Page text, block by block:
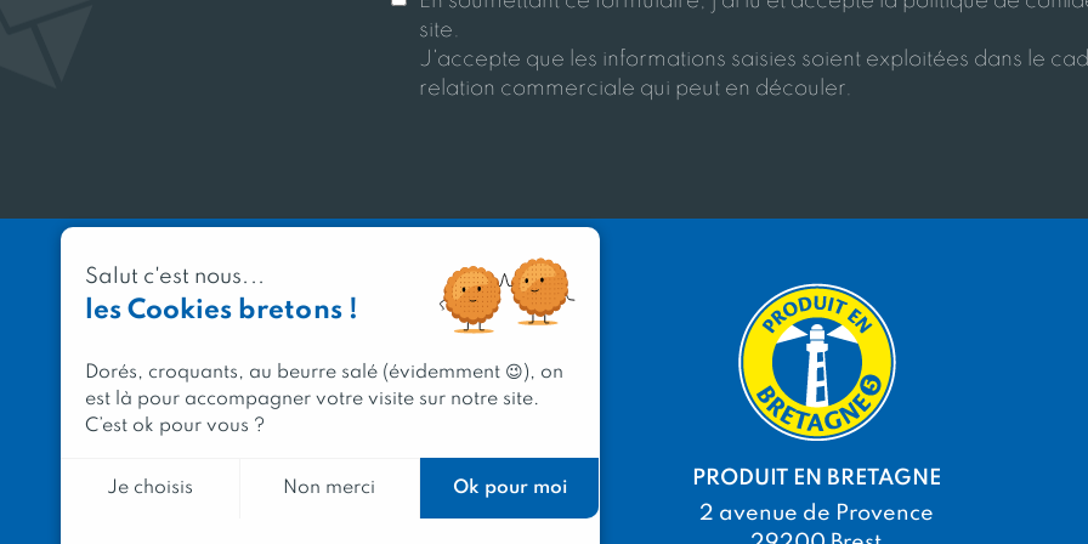
site.
J'accepte que les informations saisies soient exploitées dans le
relation commerciale qui peut en découler.
PRODUIT EN BRETAGNE
2 avenue de Provence
Salut c'est nous...
les Cookies bretons !
Dorés, croquants, au beurre salé (évidemment 😉), on
est là pour accompagner votre visite sur notre site.
C’est ok pour vous ?
Je choisis Non merci Ok pour moi